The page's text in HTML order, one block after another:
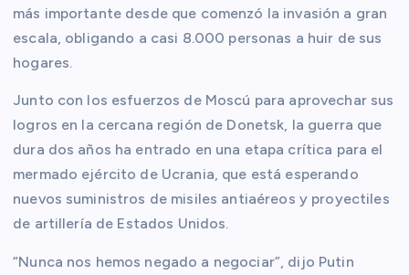
más importante desde que comenzó la invasión a gran
escala, obligando a casi 8.000 personas a huir de sus
hogares.
Junto con los esfuerzos de Moscú para aprovechar sus
logros en la cercana región de Donetsk, la guerra que
dura dos años ha entrado en una etapa crítica para el
mermado ejército de Ucrania, que está esperando
nuevos suministros de misiles antiaéreos y proyectiles
de artillería de Estados Unidos.
“Nunca nos hemos negado a negociar”, dijo Putin